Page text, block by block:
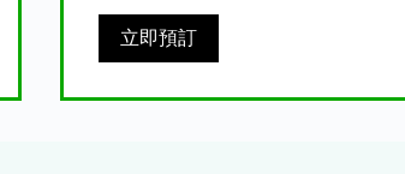
立即預訂